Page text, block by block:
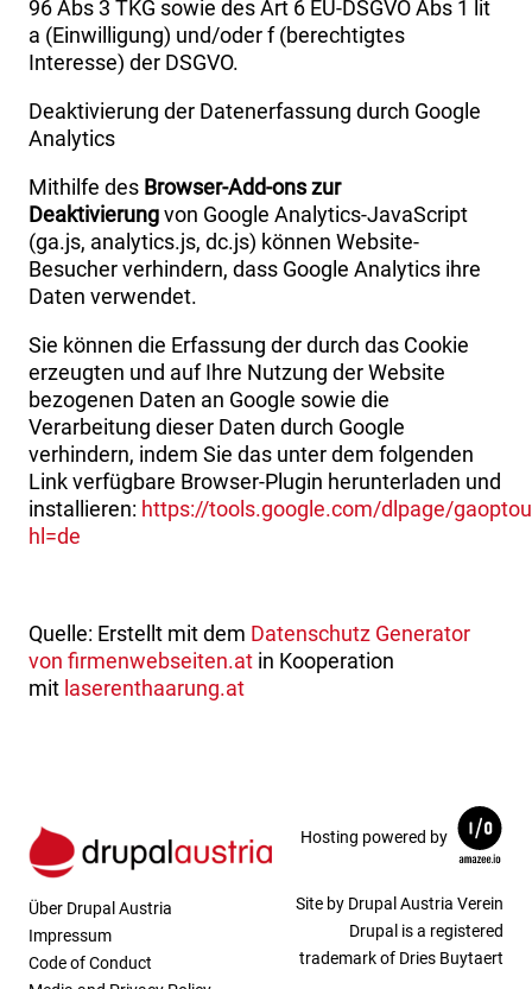
96 Abs 3 TKG sowie des Art 6 EU-DSGVO Abs 1 lit
a (Einwilligung) und/oder f (berechtigtes
Interesse) der DSGVO.
Deaktivierung der Datenerfassung durch Google
Analytics
Mithilfe des Browser-Add-ons zur
Deaktivierungvon Google Analytics-JavaScript
(ga.js, analytics.js, dc.js) können Website-
Besucher verhindern, dass Google Analytics ihre
Daten verwendet.
Sie können die Erfassung der durch das Cookie
erzeugten und auf Ihre Nutzung der Website
bezogenen Daten an Google sowie die
Verarbeitung dieser Daten durch Google
verhindern, indem Sie das unter dem folgenden
Link verfügbare Browser-Plugin herunterladen und
installieren: https://tools.google.com/dlpage/
hl=de
Quelle: Erstellt mit dem Datenschutz Generator
von firmenwebseiten.at in Kooperation
mit laserenthaarung.at
Über Drupal Austria
Impressum
Code of Conduct
Hosting powered by
Site by Drupal Austria Verein
Drupal is a registered
trademark of Dries Buytaert